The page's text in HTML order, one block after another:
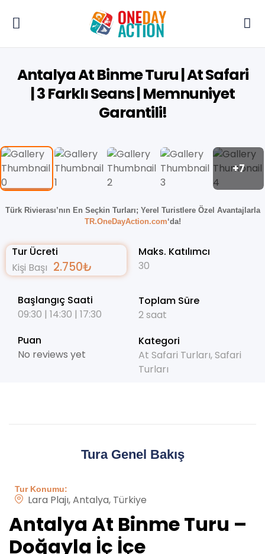
Antalya At Binme Turu | At Safari
| 3 Farklı Seans | Memnuniyet
Garantili!
+7
Türk Rivierası’nın En Seçkin Turları; Yerel Turistlere Özel Avantajlarla
TR.OneDayAction.com‘da!
Tur Ücreti
Kişi Başı 2.750₺
Başlangıç Saati
09:30 | 14:30 | 17:30
Puan
No reviews yet
Maks. Katılımcı
30
Toplam Süre
2 saat
Kategori
At Safari Turları,Safari
Turları
Tura Genel Bakış
Tur Konumu:
Lara Plajı, Antalya, Türkiye
Antalya At Binme Turu –
Doğayla İç İçe